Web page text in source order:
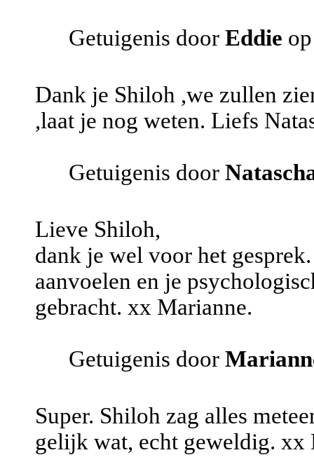
Getuigenis door Eddie
Dank je Shiloh ,we zullen
,laat je nog weten. Liefs
Getuigenis door
Lieve Shiloh,
dank je wel voor het
aanvoelen en je
gebracht. xx Marianne.
Getuigenis door
Super. Shiloh zag alles
gelijk wat, echt geweldig. xx